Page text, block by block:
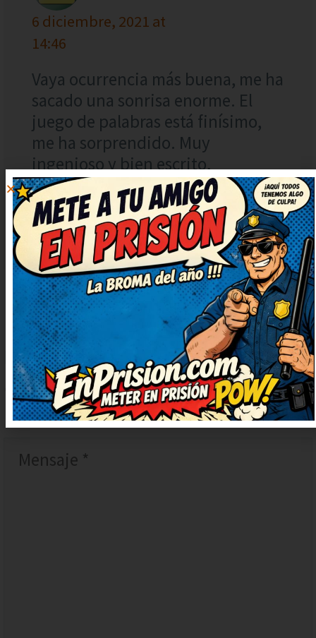
6 diciembre, 2021 at
14:46
Vaya ocurrencia más buena, me ha
sacado una sonrisa enorme. El
juego de palabras está finísimo,
me ha sorprendido. Muy
ingenioso y bien escrito,
¡enhorabuena! Lo apuntaré para
contarlo en la próxima comida
familiar.
DEJARUN
COMENTARIO